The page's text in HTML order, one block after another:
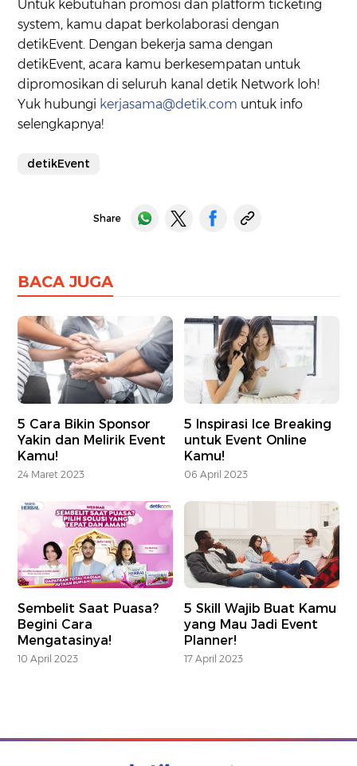
Untuk kebutuhan promosi dan platform ticketing
system, kamu dapat berkolaborasi dengan
detikEvent. Dengan bekerja sama dengan
detikEvent, acara kamu berkesempatan untuk
dipromosikan di seluruh kanal detik Network loh!
Yuk hubungi kerjasama@detik.com untuk info
selengkapnya!
detikEvent
Share
BACA JUGA
5 Cara Bikin Sponsor
Yakin dan Melirik Event
Kamu!
24 Maret 2023
5 Inspirasi Ice Breaking
untuk Event Online
Kamu!
06 April 2023
Sembelit Saat Puasa?
Begini Cara
Mengatasinya!
10 April 2023
5 Skill Wajib Buat Kamu
yang Mau Jadi Event
Planner!
17 April 2023